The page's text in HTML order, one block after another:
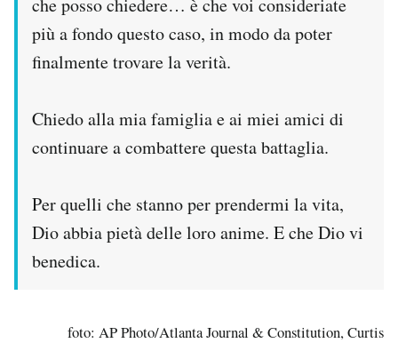
che posso chiedere… è che voi consideriate
più a fondo questo caso, in modo da poter
finalmente trovare la verità.
Chiedo alla mia famiglia e ai miei amici di
continuare a combattere questa battaglia.
Per quelli che stanno per prendermi la vita,
Dio abbia pietà delle loro anime. E che Dio vi
benedica.
foto: AP Photo/Atlanta Journal & Constitution, Curtis